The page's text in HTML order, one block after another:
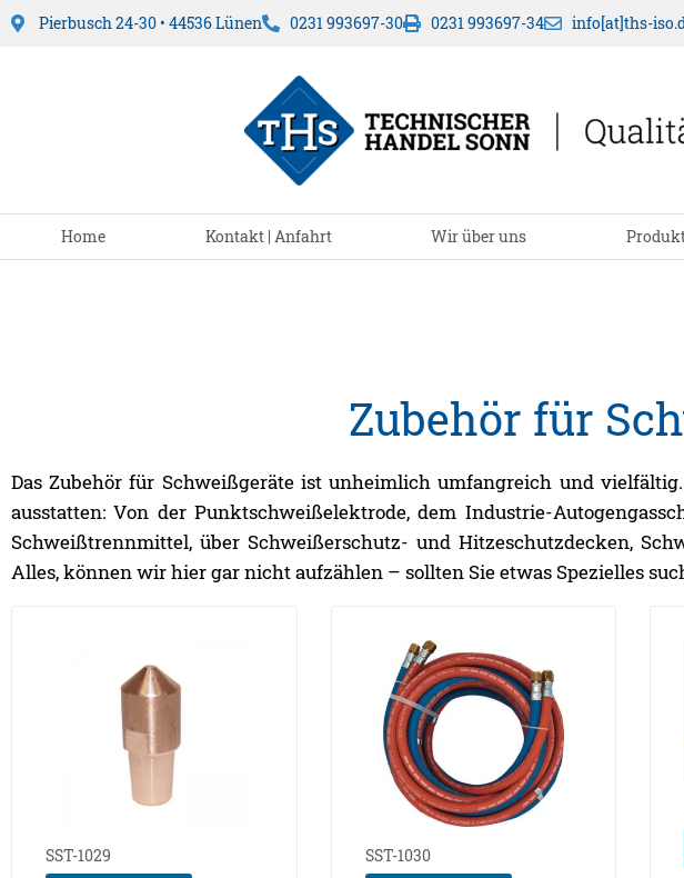
Pierbusch 24-30 • 44536 Lünen 0231 993697-30 0231 993697-34 info[at]ths-
Home Kontakt | Anfahrt Wir über uns
Zubehör für
Das Zubehör für Schweißgeräte ist unheimlich umfangreich und
ausstatten: Von der Punktschweißelektrode, dem Industrie-
Schweißtrennmittel, über Schweißerschutz- und Hitzeschutzdecken,
Alles, können wir hier gar nicht aufzählen – sollten Sie etwas Spezielles
SST-1029 SST-1030